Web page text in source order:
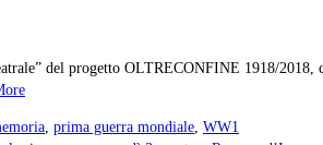
del progetto OLTRECONFINE 1918/
prima guerra mondiale WW1